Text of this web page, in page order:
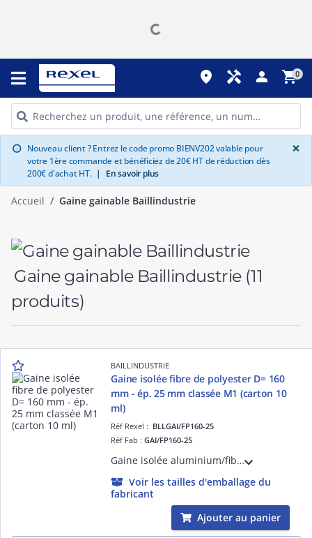
place handyman person shopping_cart0
info Nouveau client ? Entrez le code promo BIENV202 valable pour
votre 1ère commande et bénéficiez de 20€ HT de réduction dès
200€ d'achat HT. | En savoir plus
×
Accueil Gaine gainable Baillindustrie
Gaine gainable Baillindustrie (11
produits)
BAILLINDUSTRIE
Gaine isolée fibre de polyester D= 160
mm - ép. 25 mm classée M1 (carton 10
ml)
Réf Rexel : BLLGAI/FP160-25
Réf Fab :GAI/FP160-25
Gaine isolée aluminium/fibre de polyester diamètre 160 mm - épaisseur de l'isolant 25 mm - classée M1 (carton de 10 mètres linéaires)
Voir les tailles d'emballage du
fabricant
Ajouter au panier